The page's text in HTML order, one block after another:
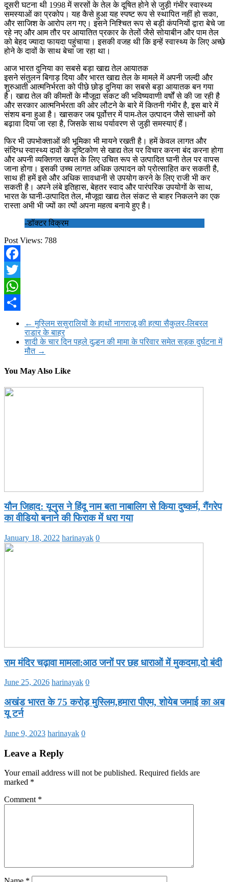
दूसरी घटना थी 1998 में सरसों के तेल के दूषित होने से जुड़ी गंभीर स्वास्थ्य
समस्याओं का प्रकोप। यह कैसे हुआ यह स्पष्ट रूप से स्थापित नहीं हो सका,
और साजिश के आरोप लग गए। इसने निश्चित रूप से बड़ी कंपनियों द्वारा बेचे जा
रहे नए और आम तौर पर आयातित प्रकार के तेलों जैसे सोयाबीन और पाम तेल
को बेहद ज्यादा फायदा पहुंचाया। इसकी वजह थी कि इन्हें स्वास्थ्य के लिए अच्छे
होने के दावों के साथ बेचा जा रहा था।
आज भारत दुनिया का सबसे बड़ा खाद्य तेल आयातक
इसने संतुलन बिगाड़ दिया और भारत खाद्य तेल के मामले में अपनी जल्दी और
शुरुआती आत्मनिर्भरता को पीछे छोड़ दुनिया का सबसे बड़ा आयातक बन गया
है। खाद्य तेल की कीमतों के मौजूदा संकट की भविष्यवाणी वर्षों से की जा रही है
और सरकार आत्मनिर्भरता की ओर लौटने के बारे में कितनी गंभीर है, इस बारे में
संशय बना हुआ है। खासकर जब पूर्वोत्तर में पाम-तेल उत्पादन जैसे साधनों को
बढ़ावा दिया जा रहा है, जिसके साथ पर्यावरण से जुड़ी समस्याएं हैं।
फिर भी उपभोक्ताओं की भूमिका भी मायने रखती है। हमें केवल लागत और
संदिग्ध स्वास्थ्य दावों के दृष्टिकोण से खाद्य तेल पर विचार करना बंद करना होगा
और अपनी व्यक्तिगत खपत के लिए उचित रूप से उत्पादित घानी तेल पर वापस
जाना होगा। इसकी उच्च लागत अधिक उत्पादन को प्रोत्साहित कर सकती है,
साथ ही हमें इसे और अधिक सावधानी से उपयोग करने के लिए राजी भी कर
सकती है। अपने लंबे इतिहास, बेहतर स्वाद और पारंपरिक उपयोगों के साथ,
भारत के घानी-उत्पादित तेल, मौजूदा खाद्य तेल संकट से बाहर निकलने का एक
रास्ता अभी भी ज्यों का त्यों अपना महत्व बनाये हुए है।
-डॉक्टर विक्रम
Post Views: 788
Facebook
Twitter
WhatsApp
← मुस्लिम ससुरालियों के हाथों नागराजू की हत्या सैकुलर-लिबरल
राडार के बाहर
शादी के चार दिन पहले दुल्हन की मामा के परिवार समेत सड़क दुर्घटना में
मौत →
You May Also Like
यौन जिहाद: यूनुस ने हिंदू नाम बता नाबालिग से किया दुष्कर्म, गैंगरेप
का वीडियो बनाने की फिराक में धरा गया
January 18, 2022 harinayak 0
राम मंदिर चढ़ावा मामला:आठ जनों पर छह धाराओं में मुकदमा,दो बंदी
June 25, 2026 harinayak 0
अखंड भारत के 75 करोड़ मुस्लिम,हमारा पीएम, शोयेब जमाई का अब
यू टर्न
June 9, 2023 harinayak 0
Leave a Reply
Your email address will not be published. Required fields are
marked *
Comment *